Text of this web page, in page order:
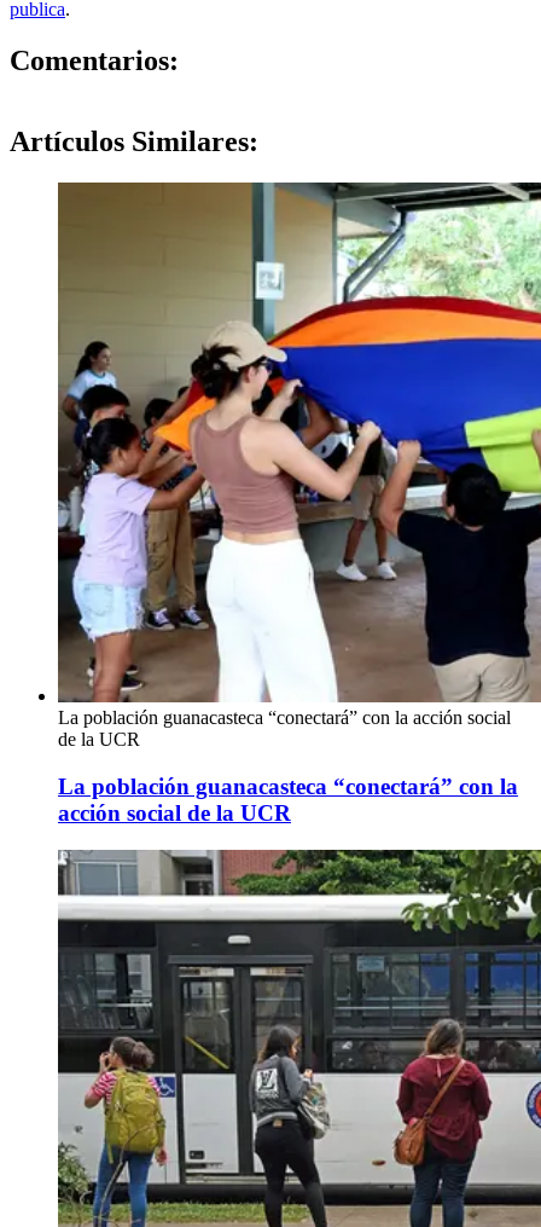
publica.
Comentarios:
Artículos Similares:
La población guanacasteca “conectará” con la acción social
de la UCR
La población guanacasteca “conectará” con la
acción social de la UCR